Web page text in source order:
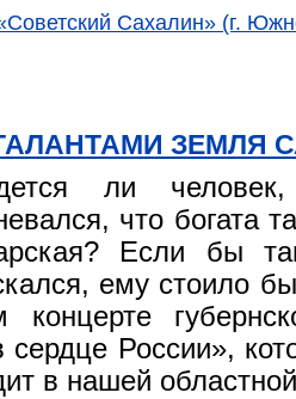
Сахалин» (г.
ЗЕМЛЯ
ли
что богата
Если бы
ему стоило
России»,
в нашей